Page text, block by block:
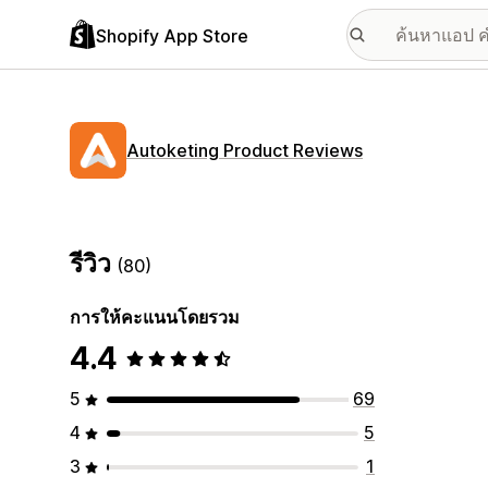
Shopify App Store
Autoketing Product Reviews
รีวิว (80)
การให้คะแนนโดยรวม
4.4
5
69
4
5
3
1